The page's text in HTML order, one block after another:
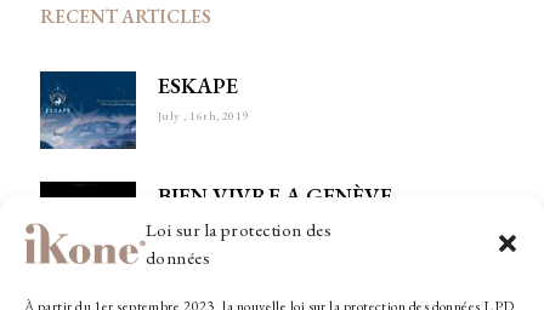
Loi sur la protection des
données
RECENT ARTICLES
ESKAPE
July , 16th, 2019
BIEN VIVRE A GENÈVE
June , 11th, 2019